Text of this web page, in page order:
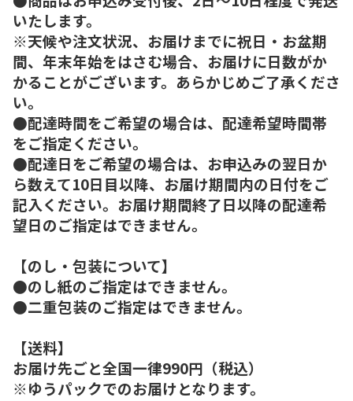
いたします。
※天候や注文状況、お届けまでに祝日・お盆期
間、年末年始をはさむ場合、お届けに日数がか
かることがございます。あらかじめご了承くださ
い。
●配達時間をご希望の場合は、配達希望時間帯
をご指定ください。
●配達日をご希望の場合は、お申込みの翌日か
ら数えて10日目以降、お届け期間内の日付をご
記入ください。お届け期間終了日以降の配達希
望日のご指定はできません。
【のし・包装について】
●のし紙のご指定はできません。
●二重包装のご指定はできません。
【送料】
お届け先ごと全国一律990円（税込）
※ゆうパックでのお届けとなります。